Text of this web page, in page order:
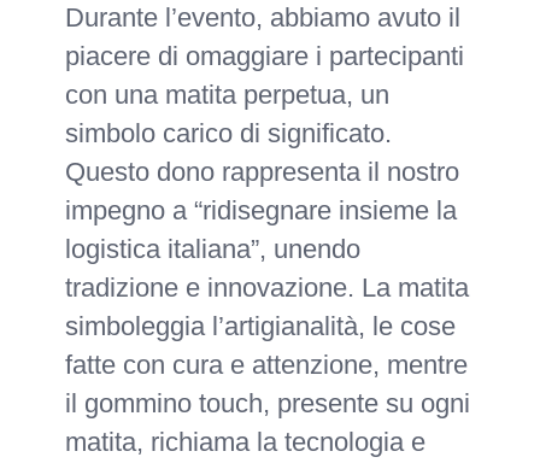
Durante l’evento, abbiamo avuto il
piacere di omaggiare i partecipanti
con una matita perpetua, un
simbolo carico di significato.
Questo dono rappresenta il nostro
impegno a “ridisegnare insieme la
logistica italiana”, unendo
tradizione e innovazione. La matita
simboleggia l’artigianalità, le cose
fatte con cura e attenzione, mentre
il gommino touch, presente su ogni
matita, richiama la tecnologia e